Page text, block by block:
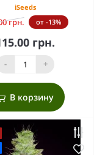
iSeeds
грн. от -13%
грн.
- +
В корзину